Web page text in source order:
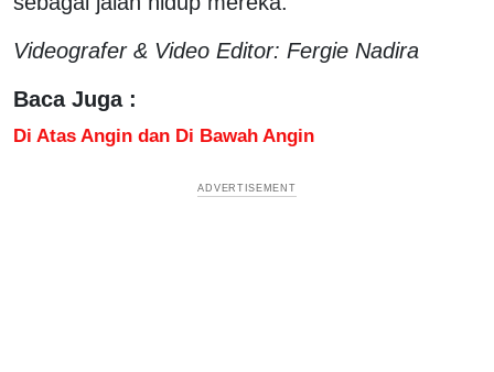
Videografer & Video Editor: Fergie Nadira
Baca Juga :
Di Atas Angin dan Di Bawah Angin